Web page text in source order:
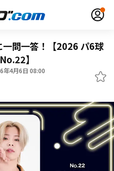
問一答！【2026 パ6球
】
年4月6日 08:00